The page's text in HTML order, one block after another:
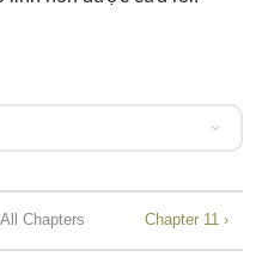
Chapters Chapter 11 ›